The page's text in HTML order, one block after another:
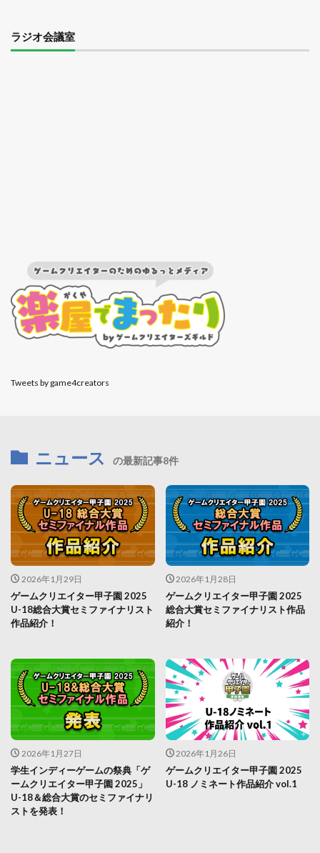
ラジオ会議室
Tweets by game4creators
ニュース の最新記事8件
2026年1月29日
ゲームクリエイター甲子園 2025
U-18総合大賞セミファイナリスト
作品紹介！
2026年1月28日
ゲームクリエイター甲子園 2025
総合大賞セミファイナリスト作品
紹介！
2026年1月27日
学生インディーゲームの祭典「ゲ
ームクリエイター甲子園 2025」
U-18＆総合大賞のセミファイナリ
ストを発表！
2026年1月26日
ゲームクリエイター甲子園 2025
U-18 ノミネート作品紹介 vol.1